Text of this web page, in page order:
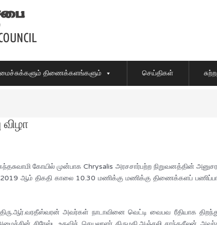
திணைக்களங்களும் செய்திகள்
கோயில் முன்பாக Chrysalis அரசசார்பற்ற நிறுவனத்தின்
2019 ஆம் திகதி காலை 10.30 மணிக்கு மணிக்கு திணைக்களப்
அவர்கள் நாடாவினை வெட்டி வைபவ ரீதியாக